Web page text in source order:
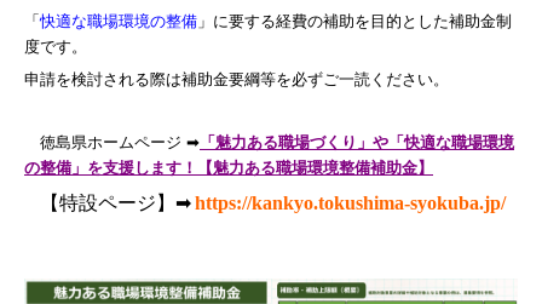
「快適な職場環境の整備 」に要する経費の補助を目的とした補助金制
度です。
申請を検討される際は補助金要綱等を必ずご一読ください。
徳島県ホームページ ➡ 「魅力ある職場づくり」や「快適な職場環境
の整備」を支援します！【魅力ある職場環境整備補助金】
【特設ページ】➡https://kankyo.tokushima-syokuba.jp/